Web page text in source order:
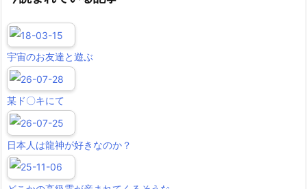
宇宙のお友達と遊ぶ
某ド〇キにて
日本人は龍神が好きなのか？